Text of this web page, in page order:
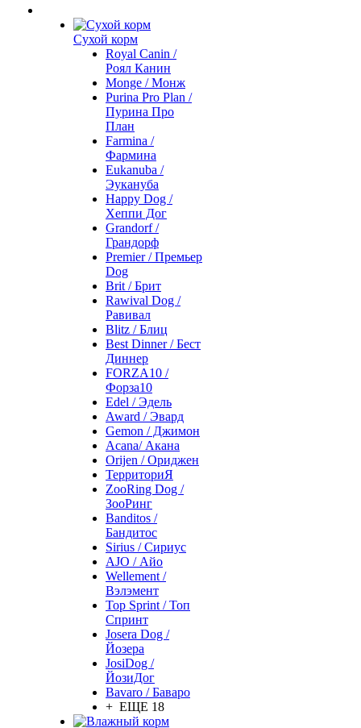
Сухой корм
Royal Canin /
Роял Канин
Monge / Монж
Purina Pro Plan /
Пурина Про
План
Farmina /
Фармина
Eukanuba /
Эукануба
Happy Dog /
Хеппи Дог
Grandorf /
Грандорф
Premier / Премьер
Dog
Brit / Брит
Rawival Dog /
Равивал
Blitz / Блиц
Best Dinner / Бест
Диннер
FORZA10 /
Форза10
Edel / Эдель
Award / Эвард
Gemon / Джимон
Acana/ Акана
Orijen / Ориджен
ТерриториЯ
ZooRing Dog /
ЗооРинг
Banditos /
Бандитос
Sirius / Сириус
AJO / Айо
Wellement /
Вэлэмент
Top Sprint / Топ
Спринт
Josera Dog /
Йозера
JosiDog /
ЙозиДог
Bavaro / Баваро
+ ЕЩЕ 18